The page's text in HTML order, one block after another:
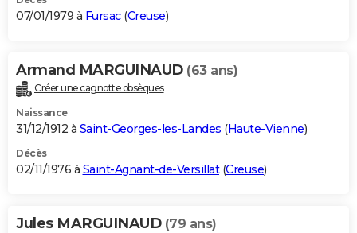
07/01/1979 à Fursac(Creuse)
Armand MARGUINAUD (63 ans)
Créer une cagnotte obsèques
Naissance
31/12/1912 à Saint-Georges-les-Landes (Haute-Vienne)
Décès
02/11/1976 à Saint-Agnant-de-Versillat(Creuse)
Jules MARGUINAUD (79 ans)